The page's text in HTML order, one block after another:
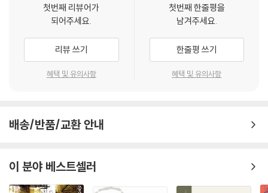
백미로 추앙받는 「우림령(雨霖鈴)」의 일부이다.
늦가을 매미 소리 처량히 울리고
길가의 정자에 날은 저무는데
내리던 소낙비도 어느새 멎었다.
파(定風波)」라는 작품의 일부로, 남편을 멀리 떠나보내고 독수공방하는
젊은 아내의 회한과 그리움을 서술한 것이다.
첫번째 리뷰어가
되어주세요.
리뷰 쓰기
혜택 및 유의사항
첫번째 한줄평을
남겨주세요.
한줄평 쓰기
혜택 및 유의사항
배송/반품/교환 안내
이 분야 베스트셀러